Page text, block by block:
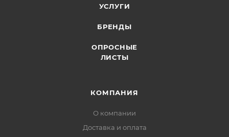
УСЛУГИ
БРЕНДЫ
ОПРОСНЫЕ
ЛИСТЫ
КОМПАНИЯ
О компании
Доставка и оплата